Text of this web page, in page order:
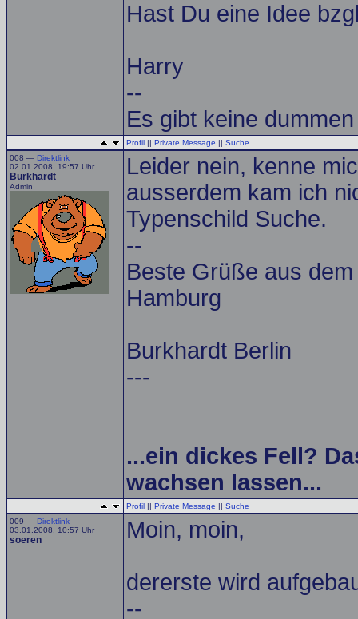
Hast Du eine Idee
Harry
--
Es gibt keine
Profil || Private Message || Suche
008 — Direktlink
02.01.2008, 19:57 Uhr
Burkhardt
Admin
Leider nein, kenne
ausserdem kam ich
Typenschild Suche.
--
Beste Grüße aus
Hamburg
Burkhardt Berlin
---
...ein dickes Fell?
wachsen lassen...
Profil || Private Message || Suche
009 — Direktlink
03.01.2008, 10:57 Uhr
soeren Moin, moin,
dererste wird
--